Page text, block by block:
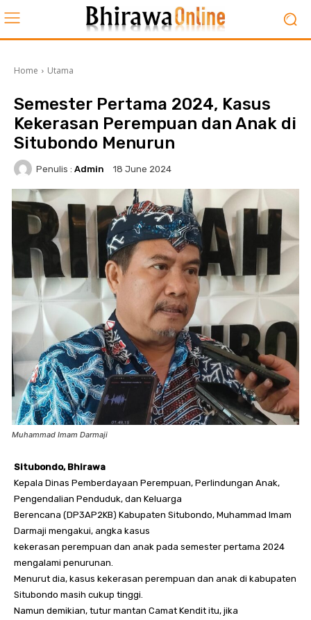
Home Utama
Semester Pertama 2024, Kasus
Kekerasan Perempuan dan Anak di
Situbondo Menurun
Penulis : Admin 18 June 2024
Muhammad Imam Darmaji
Situbondo, Bhirawa
Kepala Dinas Pemberdayaan Perempuan, Perlindungan Anak,
Pengendalian Penduduk, dan Keluarga
Berencana (DP3AP2KB) Kabupaten Situbondo, Muhammad Imam
Darmaji mengakui, angka kasus
kekerasan perempuan dan anak pada semester pertama 2024
mengalami penurunan.
Menurut dia, kasus kekerasan perempuan dan anak di kabupaten
Situbondo masih cukup tinggi.
Namun demikian, tutur mantan Camat Kendit itu, jika